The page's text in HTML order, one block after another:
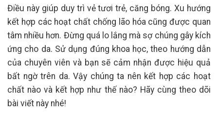
Điều này giúp duy trì vẻ tươi trẻ, căng bóng. Xu hướng
kết hợp các hoạt chất chống lão hóa cũng được quan
tâm nhiều hơn. Đừng quá lo lắng mà sợ chúng gây kích
ứng cho da. Sử dụng đúng khoa học, theo hướng dẫn
của chuyên viên và bạn sẽ cảm nhận được hiệu quả
bất ngờ trên da. Vậy chúng ta nên kết hợp các hoạt
chất nào và kết hợp như thế nào? Hãy cùng theo dõi
bài viết này nhé!